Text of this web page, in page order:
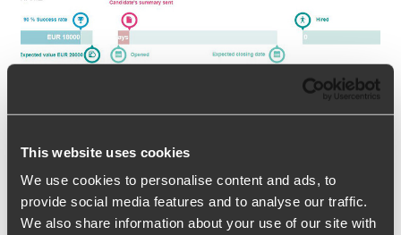
This website uses cookies
We use cookies to personalise content and ads, to
provide social media features and to analyse our traffic.
We also share information about your use of our site with
Entonnoir de vente
Entonnoir de vente CRM | Sales funnel Produits de
référence Ngage Mois de mises à jour Avril 2022 Table
des matières 1. Qu’est-ce qu’un entonnoir[...]